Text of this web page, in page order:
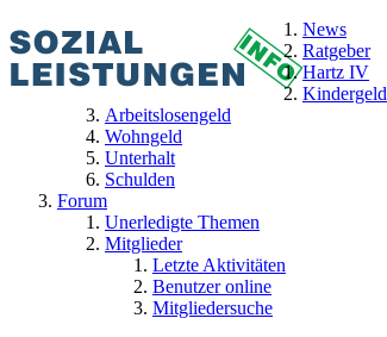
News
Ratgeber
Hartz IV
Kindergeld
Arbeitslosengeld
Wohngeld
Unterhalt
Schulden
Forum
Unerledigte Themen
Mitglieder
Letzte Aktivitäten
Benutzer online
Mitgliedersuche